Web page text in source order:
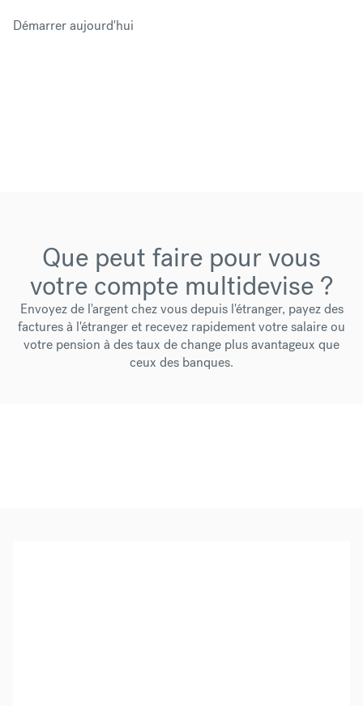
Démarrer aujourd'hui
Que peut faire pour vous
votre compte multidevise ?
Envoyez de l'argent chez vous depuis l'étranger, payez des
factures à l'étranger et recevez rapidement votre salaire ou
votre pension à des taux de change plus avantageux que
ceux des banques.